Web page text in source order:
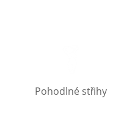
Pohodlné střihy